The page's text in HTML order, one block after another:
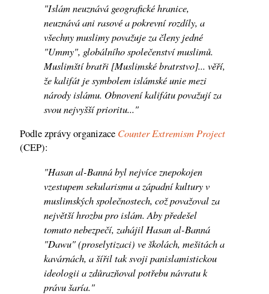
"Islám neuznává geografické hranice,
neuznává ani rasové a pokrevní rozdíly, a
všechny muslimy považuje za členy jedné
"Ummy", globálního společenství muslimů.
Muslimští bratři [Muslimské bratrstvo]... věří,
že kalifát je symbolem islámské unie mezi
národy islámu. Obnovení kalifátu považují za
svou nejvyšší prioritu..."
Podle zprávy organizace Counter Extremism Project
(CEP):
"Hasan al-Banná byl nejvíce znepokojen
vzestupem sekularismu a západní kultury v
muslimských společnostech, což považoval za
největší hrozbu pro islám. Aby předešel
tomuto nebezpečí, zahájil Hasan al-Banná
"Dawu" (proselytizaci) ve školách, mešitách a
kavárnách, a šířil tak svoji panislamistickou
ideologii a zdůrazňoval potřebu návratu k
právu šaría."